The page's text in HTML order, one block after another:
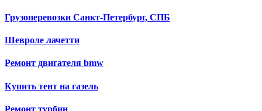
Грузоперевозки Санкт-Петербург, СПБ
Шевроле лачетти
Ремонт двигателя bmw
Купить тент на газель
Ремонт турбин